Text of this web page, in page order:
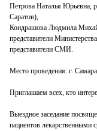
Петрова Наталья Юрьевна,
Саратов),
Кондрашова Людмила
представители
представители СМИ.
Место проведения: г.
Приглашаем всех, кто
Выездное заседание
пациентов лекарственными